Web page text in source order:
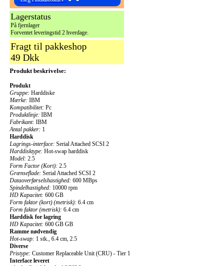
Lagerstatus
På fjernlager
Forventet leveringstid 2 hverdage.
Fragt til pakkeshop
49 Dkk
Produkt beskrivelse:
Produkt
Gruppe: Harddiske
Mærke: IBM
Kompatibilitet: Pc
Produktlinje: IBM
Fabrikant: IBM
Antal pakker: 1
Harddisk
Lagrings-interface: Serial Attached SCSI 2
Harddisktype: Hot-swap harddisk
Model: 2.5
Form Factor (Kort): 2.5
Grænseflade: Serial Attached SCSI 2
Dataoverførselshastighed: 600 MBps
Spindelhastighed: 10000 rpm
HD Kapacitet: 600 GB
Form faktor (kort) (metrisk): 6.4 cm
Form faktor (metrisk): 6.4 cm
Harddisk for lagring
HD Kapacitet: 600 GB GB
Ramme nødvendig
Hot-swap: 1 stk., 6.4 cm, 2.5
Diverse
Pristype: Customer Replaceable Unit (CRU) - Tier 1
Interface leveret